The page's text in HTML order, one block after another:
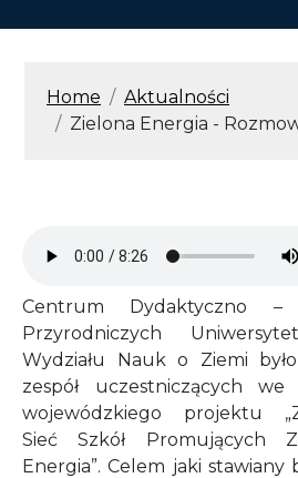
ŚCIEŻKA
Home
Aktualności
Zielona Energia -
Centrum Dydaktyczno –
Przyrodniczych
Wydziału Nauk o Ziemi
zespół uczestniczących
wojewódzkiego projektu
Sieć Szkół Promujących
Energia”. Celem jaki stawiany